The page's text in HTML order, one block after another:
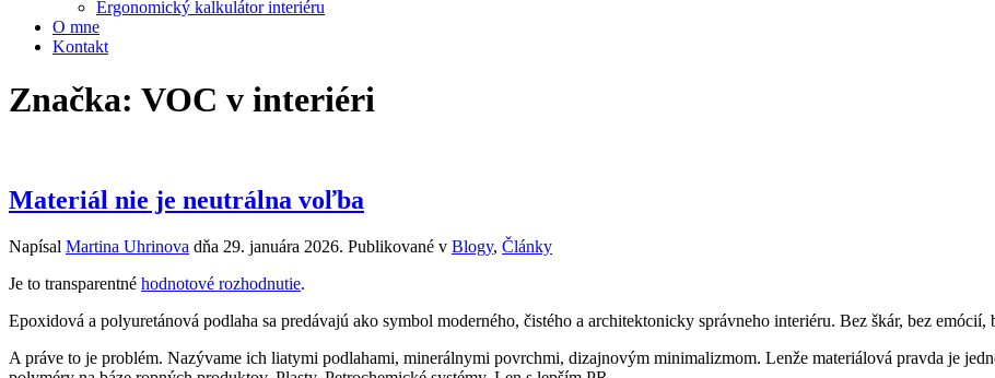
Ergonomický kalkulátor interiéru
O mne
Kontakt
Značka: VOC v interiéri
Materiál nie je neutrálna voľba
Napísal Martina Uhrinova dňa 29. januára 2026. Publikované v Blogy, Články
Je to transparentné hodnotové rozhodnutie.
Epoxidová a polyuretánová podlaha sa predávajú ako symbol moderného, čistého a architektonicky správneho interiéru. Bez škár, bez emócií,
A práve to je problém. Nazývame ich liatymi podlahami, minerálnymi povrchmi, dizajnovým minimalizmom. Lenže materiálová pravda je